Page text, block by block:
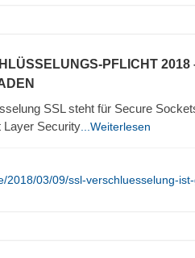
PFLICHT 2018
SSL steht für Secure
Layer Security ...Weiterlesen
2018/03/09/ssl-verschluesselung-